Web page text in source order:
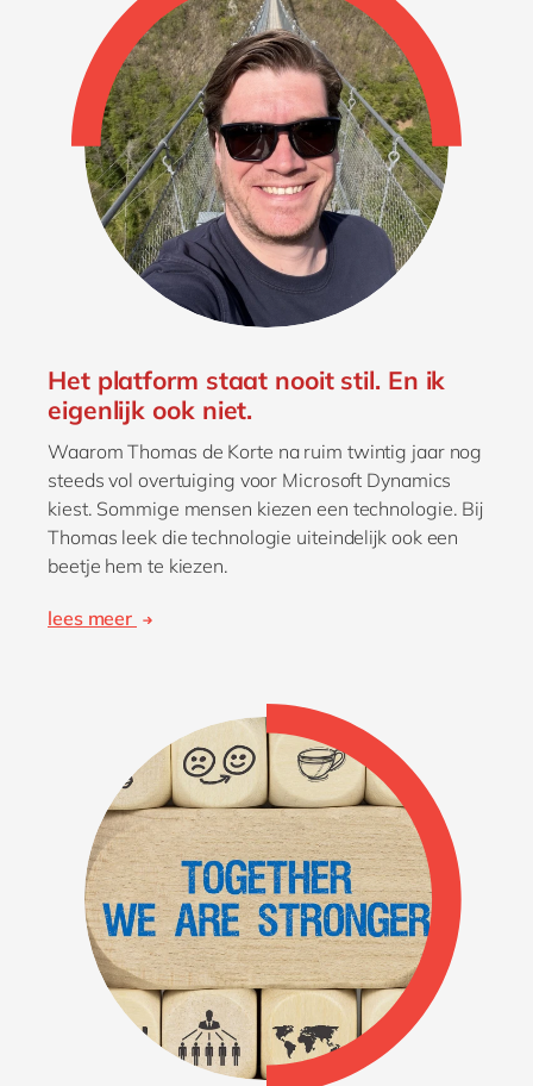
Het platform staat nooit stil. En ik
eigenlijk ook niet.
Waarom Thomas de Korte na ruim twintig jaar nog
steeds vol overtuiging voor Microsoft Dynamics
kiest. Sommige mensen kiezen een technologie. Bij
Thomas leek die technologie uiteindelijk ook een
beetje hem te kiezen.
lees meer